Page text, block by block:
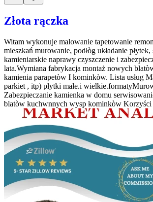
Złota rączka
Witam wykonuje malowanie tapetowanie
mieszkań murowanie, podłòg układanie
kamieniarskie naprawy czyszczenie i
lata.Wymiana fabrykacja montaż nowych
kamienia parapetòw I kominkòw. Lista usług
parkiet , itp) płytki małe.i
Zabezpieczanie kamienka w domu
blatòw kuchwnnych wysp kominkòw Korzyści